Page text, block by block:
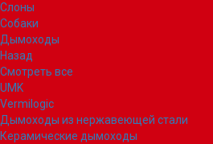
Слоны
Собаки
Дымоходы
Назад
Смотреть все
UMK
Vermilogic
Дымоходы из нержавеющей стали
Керамические дымоходы